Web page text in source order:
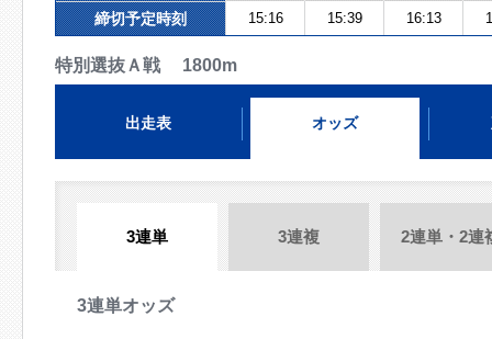
締切予定時刻 15:16 15:39 16:13
特別選抜Ａ戦 1800m
出走表 オッズ
3連単 3連複 2連単・2連
3連単オッズ